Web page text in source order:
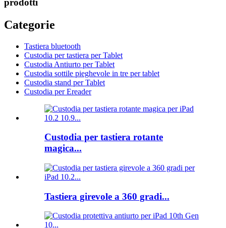
prodotti
Categorie
Tastiera bluetooth
Custodia per tastiera per Tablet
Custodia Antiurto per Tablet
Custodia sottile pieghevole in tre per tablet
Custodia stand per Tablet
Custodia per Ereader
Custodia per tastiera rotante
magica...
Tastiera girevole a 360 gradi...